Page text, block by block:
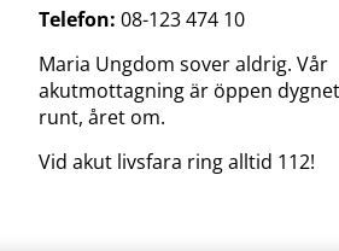
Telefon:08-123 474 10
Maria Ungdom sover aldrig. Vår
akutmottagning är öppen dygnet
runt, året om.
Vid akut livsfara ring alltid 112!